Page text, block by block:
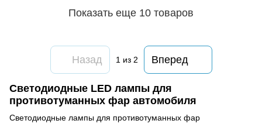
Показать еще 10 товаров
Назад 1 из 2 Вперед
Светодиодные LED лампы для
противотуманных фар автомобиля
Светодиодные лампы для противотуманных фар